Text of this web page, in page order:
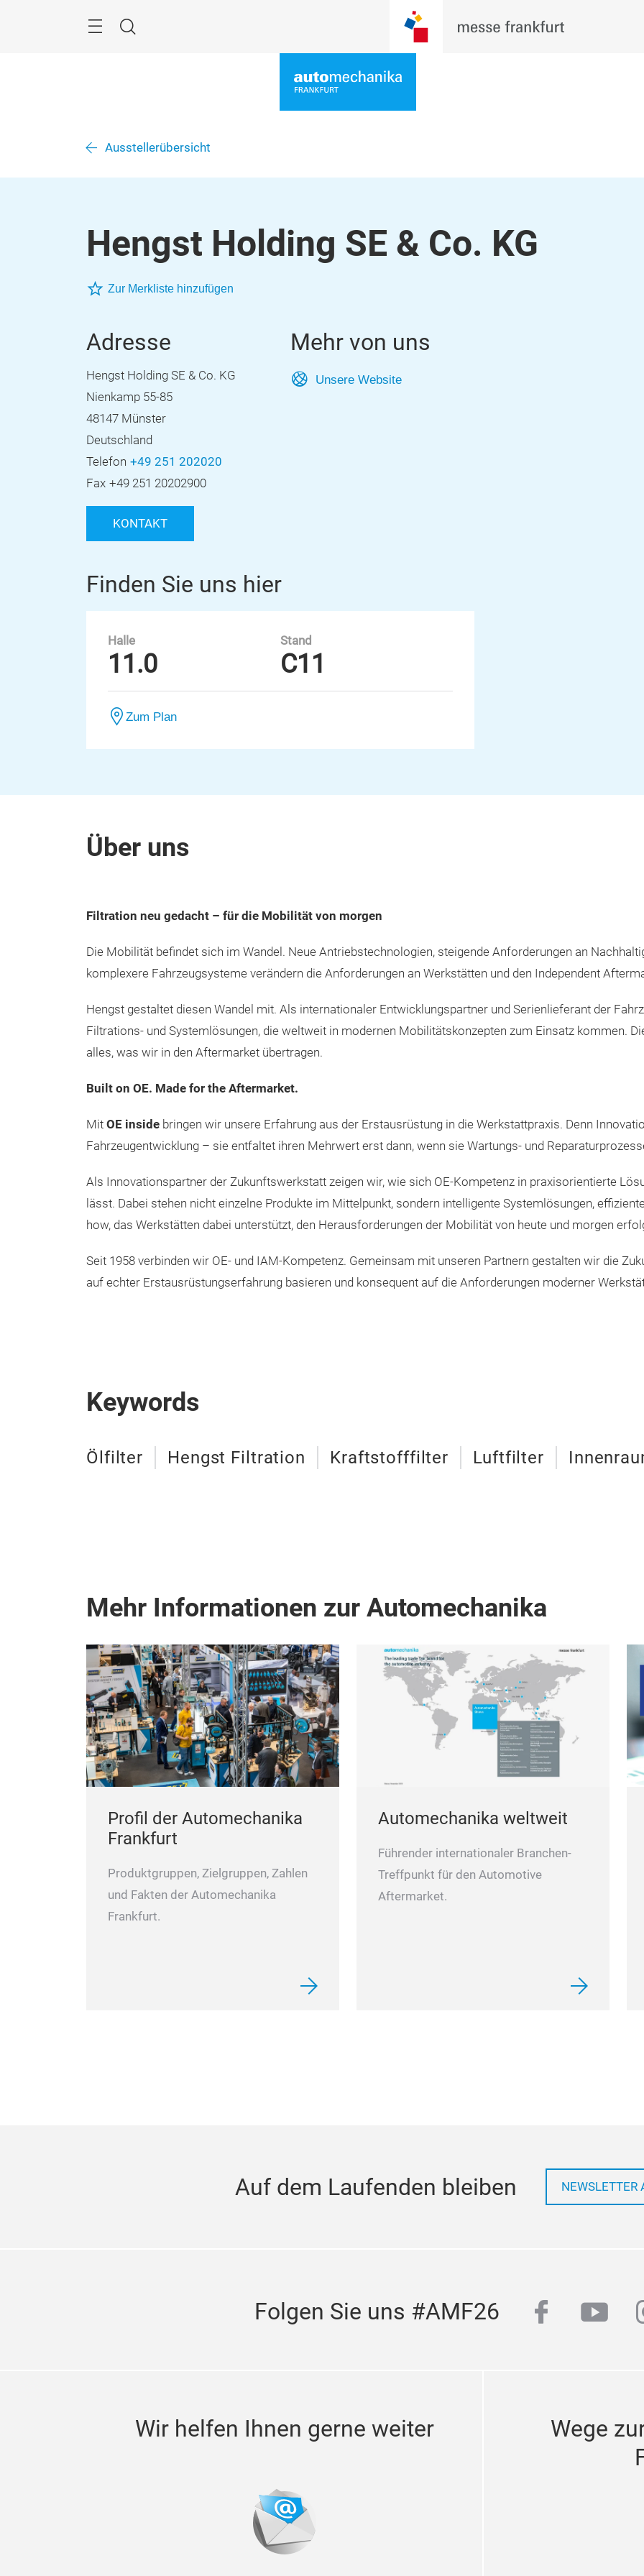
Suche
Ausstellerübersicht
Hengst Holding SE & Co. KG
Zur Merkliste hinzufügen
Adresse
Hengst Holding SE & Co. KG
Nienkamp 55-85
48147 Münster
Deutschland
Telefon +49 251 202020
Fax +49 251 20202900
KONTAKT
Mehr von uns
Unsere Website
Finden Sie uns hier
Halle
11.0
Stand
C11
Zum Plan
Über uns
Filtration neu gedacht – für die Mobilität von morgen
Die Mobilität befindet sich im Wandel. Neue Antriebstechnologien, steigende Anforderungen an
komplexere Fahrzeugsysteme verändern die Anforderungen an Werkstätten und den Independent
Hengst gestaltet diesen Wandel mit. Als internationaler Entwicklungspartner und Serienlieferant der
Filtrations- und Systemlösungen, die weltweit in modernen Mobilitätskonzepten zum Einsatz kommen.
alles, was wir in den Aftermarket übertragen.
Built on OE. Made for the Aftermarket.
Mit OE inside bringen wir unsere Erfahrung aus der Erstausrüstung in die Werkstattpraxis. Denn
Fahrzeugentwicklung – sie entfaltet ihren Mehrwert erst dann, wenn sie Wartungs- und
Als Innovationspartner der Zukunftswerkstatt zeigen wir, wie sich OE-Kompetenz in praxisorientierte
lässt. Dabei stehen nicht einzelne Produkte im Mittelpunkt, sondern intelligente Systemlösungen,
how, das Werkstätten dabei unterstützt, den Herausforderungen der Mobilität von heute und morgen
Seit 1958 verbinden wir OE- und IAM-Kompetenz. Gemeinsam mit unseren Partnern gestalten wir die
auf echter Erstausrüstungserfahrung basieren und konsequent auf die Anforderungen moderner
Keywords
Ölfilter Hengst Filtration Kraftstofffilter Luftfilter
Mehr Informationen zur Automechanika
Profil der Automechanika
Frankfurt
Produktgruppen, Zielgruppen, Zahlen
und Fakten der Automechanika
Frankfurt.
Automechanika weltweit
Führender internationaler Branchen-
Treffpunkt für den Automotive
Aftermarket.
Auf dem Laufenden bleiben NEWSLETTER
Folgen Sie uns #AMF26 facebook
Wir helfen Ihnen gerne weiter
Wege